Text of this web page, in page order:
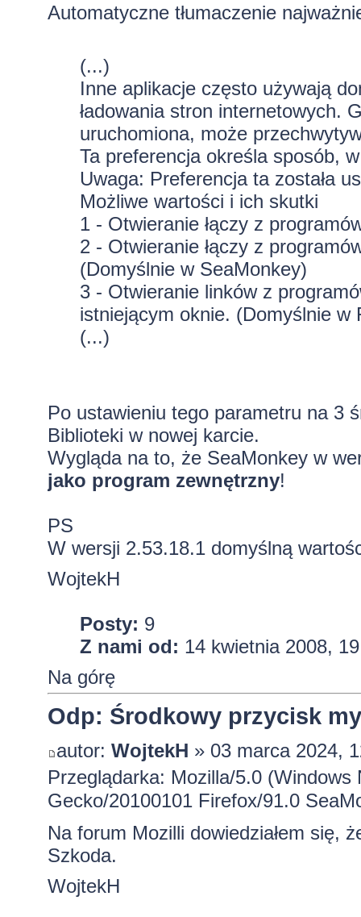
Automatyczne tłumaczenie
(...)
Inne aplikacje często używają
ładowania stron internetowych.
uruchomiona, może
Ta preferencja określa sposób,
Uwaga: Preferencja ta została
Możliwe wartości i ich skutki
1 - Otwieranie łączy z
2 - Otwieranie łączy z
(Domyślnie w SeaMonkey)
3 - Otwieranie linków z
istniejącym oknie. (Domyślnie w
(...)
Po ustawieniu tego parametru na 3
Biblioteki w nowej karcie.
Wygląda na to, że SeaMonkey w
jako program zewnętrzny!
PS
W wersji 2.53.18.1 domyślną
WojtekH
Posty: 9
Z nami od: 14 kwietnia 2008,
Na górę
Odp: Środkowy przycisk
autor: WojtekH » 03 marca 2024,
Przeglądarka: Mozilla/5.0
Gecko/20100101 Firefox/91.0
Na forum Mozilli dowiedziałem się,
Szkoda.
WojtekH